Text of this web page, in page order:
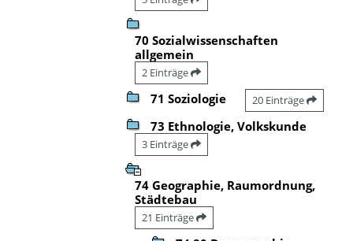
70 Sozialwissenschaften
allgemein
2 Einträge
71 Soziologie 20 Einträge
73 Ethnologie, Volkskunde
3 Einträge
74 Geographie, Raumordnung,
Städtebau
21 Einträge